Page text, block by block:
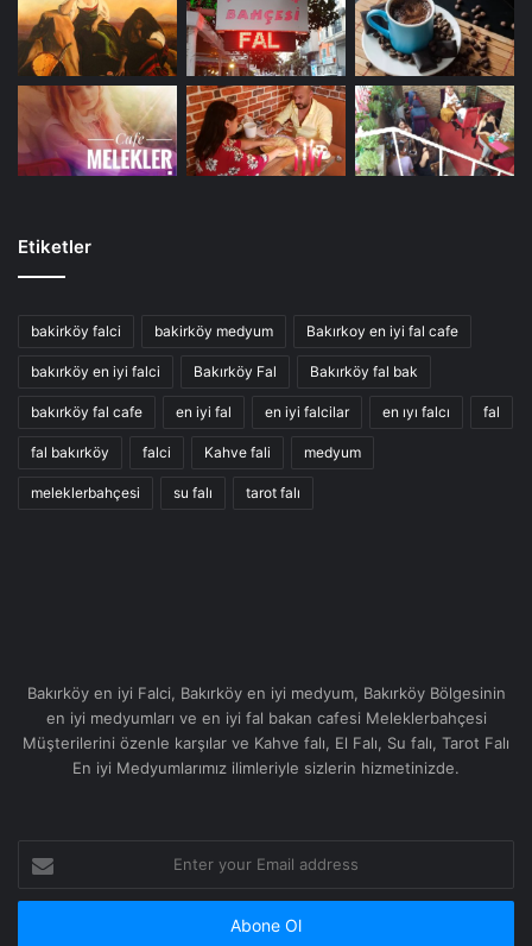
Etiketler
bakirköy falci bakirköy medyum Bakırkoy en iyi fal cafe
bakırköy en iyi falci Bakırköy Fal Bakırköy fal bak
bakırköy fal cafe en iyi fal en iyi falcilar en ıyı falcı fal
fal bakırköy falci Kahve fali medyum
meleklerbahçesi su falı tarot falı
Bakırköy en iyi Falci, Bakırköy en iyi medyum, Bakırköy Bölgesinin
en iyi medyumları ve en iyi fal bakan cafesi Meleklerbahçesi
Müşterilerini özenle karşılar ve Kahve falı, El Falı, Su falı, Tarot Falı
En iyi Medyumlarımız ilimleriyle sizlerin hizmetinizde.
your
Email